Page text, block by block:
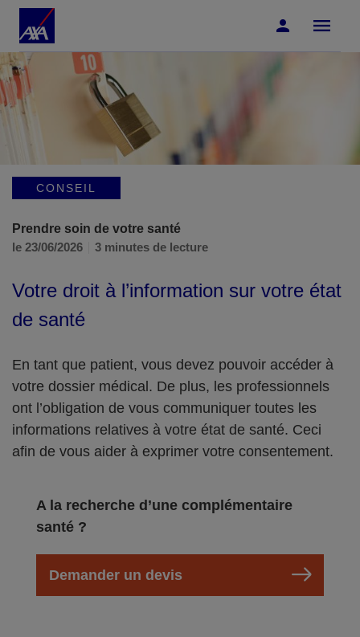
Accéder au Contenu Accéder au Pied de page
CONSEIL
Prendre soin de votre santé
le 23/06/2026
3 minutes de lecture
Votre droit à l’information sur votre état
de santé
En tant que patient, vous devez pouvoir accéder à
votre dossier médical. De plus, les professionnels
ont l’obligation de vous communiquer toutes les
informations relatives à votre état de santé. Ceci
afin de vous aider à exprimer votre consentement.
A la recherche d’une complémentaire
santé ?
Demander un devis